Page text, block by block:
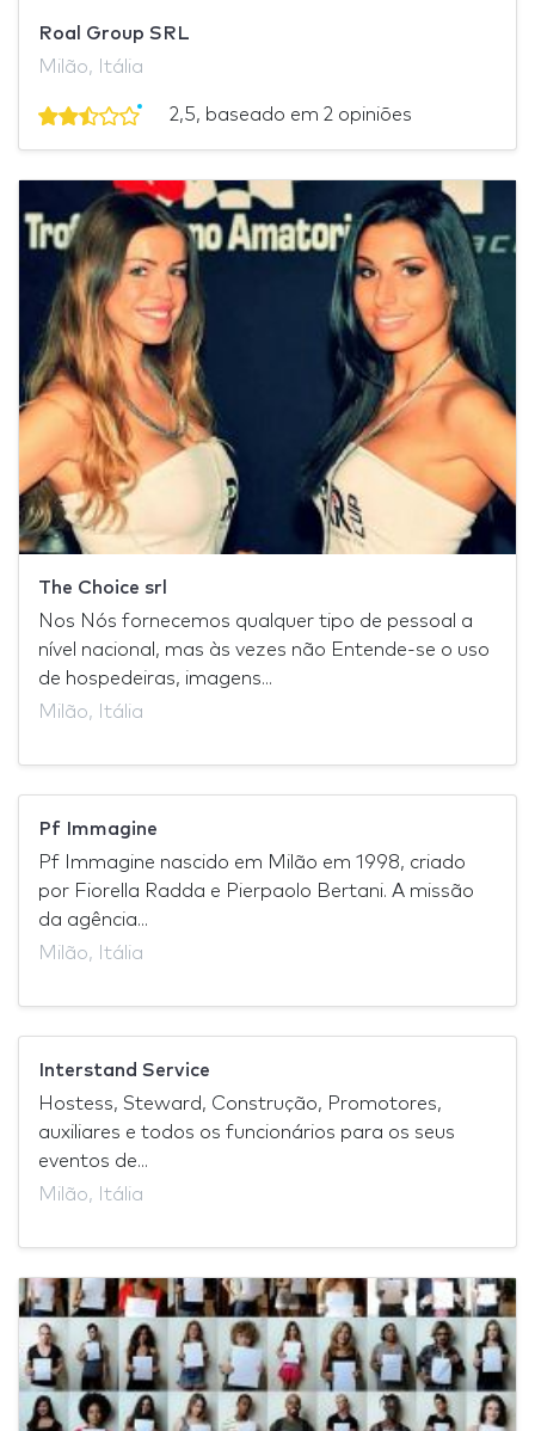
Roal Group SRL
Milão, Itália
2,5, baseado em 2 opiniões
The Choice srl
Nos Nós fornecemos qualquer tipo de pessoal a
nível nacional, mas às vezes não Entende-se o uso
de hospedeiras, imagens...
Milão, Itália
Pf Immagine
Pf Immagine nascido em Milão em 1998, criado
por Fiorella Radda e Pierpaolo Bertani. A missão
da agência...
Milão, Itália
Interstand Service
Hostess, Steward, Construção, Promotores,
auxiliares e todos os funcionários para os seus
eventos de...
Milão, Itália